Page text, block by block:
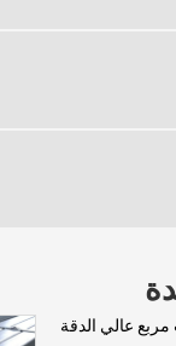
مربع عالي الدقة